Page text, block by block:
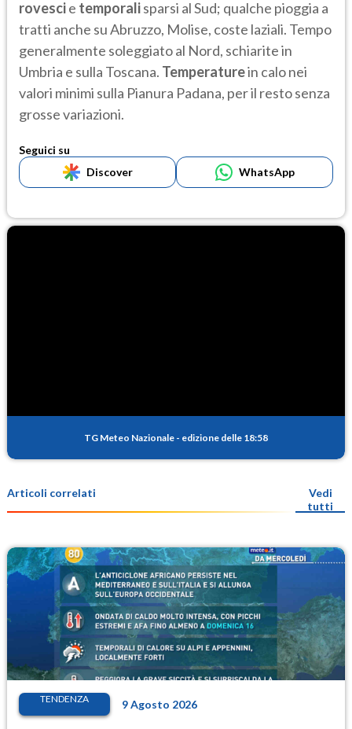
rovescie temporalisparsi al Sud; qualche pioggia a
tratti anche su Abruzzo, Molise, coste laziali. Tempo
generalmente soleggiato al Nord, schiarite in
Umbria e sulla Toscana. Temperaturein calo nei
valori minimi sulla Pianura Padana, per il resto senza
grosse variazioni.
Seguici su
Discover
WhatsApp
TG Meteo Nazionale - edizione delle 18:58
Articoli correlati
Vedi
tutti
TENDENZA 9 Agosto 2026